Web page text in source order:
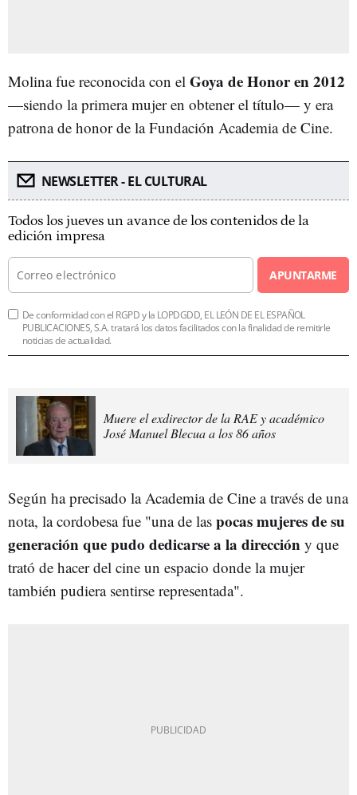
Molina fue reconocida con el Goya de Honor en 2012
—siendo la primera mujer en obtener el título— y era
patrona de honor de la Fundación Academia de Cine.
NEWSLETTER - EL CULTURAL
Todos los jueves un avance de los contenidos de la
edición impresa
APUNTARME
De conformidad con el RGPD y la LOPDGDD, EL LEÓN DE EL ESPAÑOL
PUBLICACIONES, S.A. tratará los datos facilitados con la finalidad de remitirle
noticias de actualidad.
Muere el exdirector de la RAE y académico
José Manuel Blecua a los 86 años
Según ha precisado la Academia de Cine a través de una
nota, la cordobesa fue "una de las pocas mujeres de su
generación que pudo dedicarse a la dirección y que
trató de hacer del cine un espacio donde la mujer
también pudiera sentirse representada".